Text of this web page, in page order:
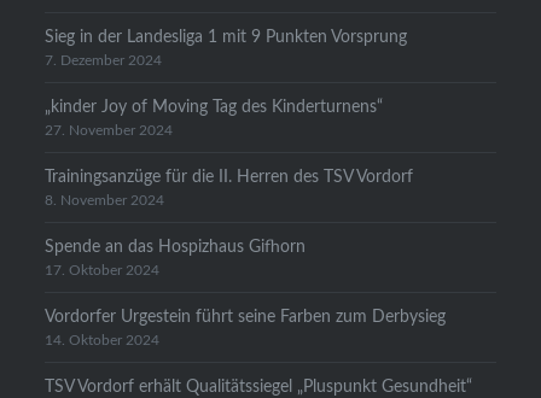
Sieg in der Landesliga 1 mit 9 Punkten Vorsprung
7. Dezember 2024
„kinder Joy of Moving Tag des Kinderturnens“
27. November 2024
Trainingsanzüge für die II. Herren des TSV Vordorf
8. November 2024
Spende an das Hospizhaus Gifhorn
17. Oktober 2024
Vordorfer Urgestein führt seine Farben zum Derbysieg
14. Oktober 2024
TSV Vordorf erhält Qualitätssiegel „Pluspunkt Gesundheit“